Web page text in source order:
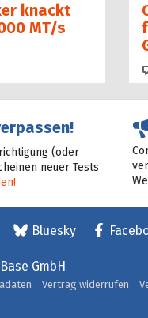
knackt
MT/s
(oder
neuer Tests
Bluesky
GmbH
Vertrag widerrufen